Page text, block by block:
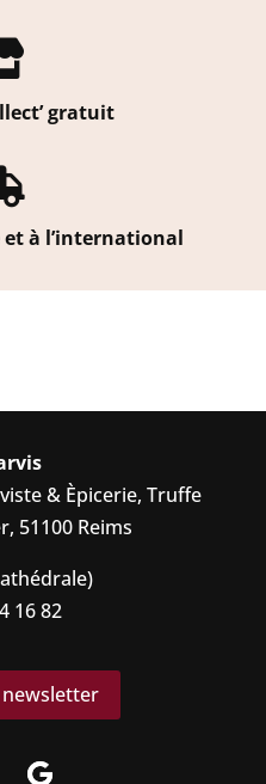
gratuit
à l’international
& Èpicerie, Truffe
51100 Reims
16 82
newsletter